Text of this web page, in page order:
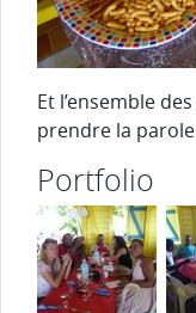
Et l’ensemble
prendre la
Portfolio